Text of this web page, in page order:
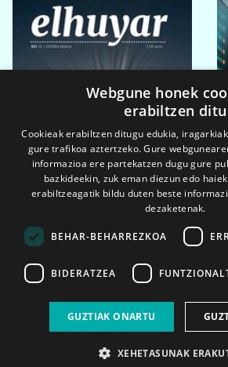
2026ko eka. 1a
Webgune honek
erabiltzen ditu
Cookieak erabiltzen ditugu edukia,
gure trafikoa aztertzeko. Gure
informazioa ere partekatzen dugu gure
bazkideekin, zuk eman diezun edo
erabiltzeagatik bildu duten beste
dezaketenak.
BEHAR-BEHARREZKOA
BIDERATZEA
GUZTIAK ONARTU
XEHETASUNAK